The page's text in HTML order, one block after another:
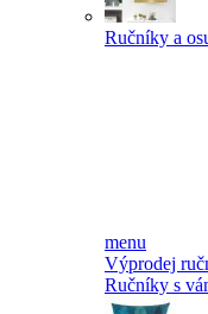
Ručníky a
menu
Výprodej
Ručníky s